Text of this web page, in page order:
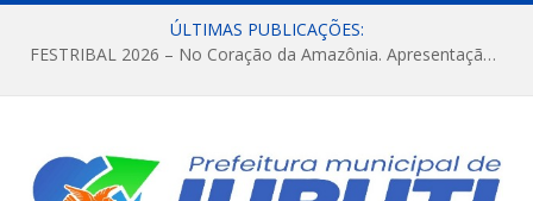
ÚLTIMAS PUBLICAÇÕES:
FESTRIBAL 2026 – No Coração da Amazônia. Apresentação da Munduruku.